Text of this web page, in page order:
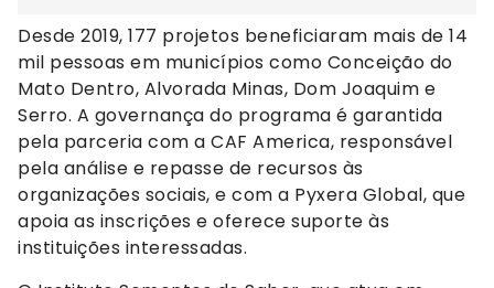
Desde 2019, 177 projetos beneficiaram mais de 14
mil pessoas em municípios como Conceição do
Mato Dentro, Alvorada Minas, Dom Joaquim e
Serro. A governança do programa é garantida
pela parceria com a CAF America, responsável
pela análise e repasse de recursos às
organizações sociais, e com a Pyxera Global, que
apoia as inscrições e oferece suporte às
instituições interessadas.